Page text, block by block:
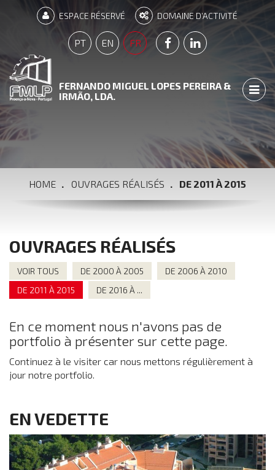
ESPACE RÉSERVÉ DOMAINE D’ACTIVITÉ
PT EN FR PÁGINA FACEBOOK
PÁGINA LINKEDIN
FERNANDO MIGUEL LOPES PEREIRA &
IRMÃO, LDA.
HOME OUVRAGES RÉALISÉS DE 2011 À 2015
OUVRAGES RÉALISÉS
VOIR TOUS DE 2000 À 2005
DE 2006 À 2010
DE 2011 À 2015
DE 2016 À ...
En ce moment nous n'avons pas de
portfolio à présenter sur cette page.
Continuez à le visiter car nous mettons régulièrement à
jour notre portfolio.
EN VEDETTE